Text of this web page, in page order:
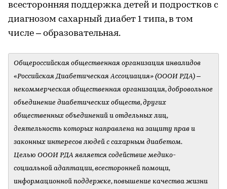
всесторонняя поддержка детей и подростков с
диагнозом сахарный диабет 1 типа, в том
числе – образовательная.
Общероссийская общественная организация инвалидов
«Российская Диабетическая Ассоциация» (ОООИ РДА) –
некоммерческая общественная организация, добровольное
объединение диабетических обществ, других
общественных объединений и отдельных лиц,
деятельность которых направлена на защиту прав и
законных интересов людей с сахарным диабетом.
Целью ОООИ РДА является содействие медико-
социальной адаптации, всесторонней помощи,
информационной поддержке, повышение качества жизни